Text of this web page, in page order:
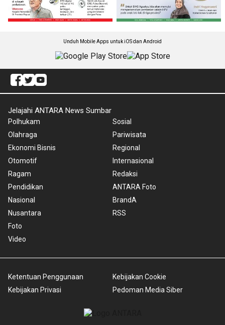
Unduh Mobile Apps untuk iOS dan Android
Jelajahi ANTARA News Sumbar
Polhukam
Olahraga
Ekonomi Bisnis
Otomotif
Ragam
Pendidikan
Nasional
Nusantara
Foto
Video
Sosial
Pariwisata
Regional
Internasional
Redaksi
ANTARA Foto
BrandA
RSS
Ketentuan Penggunaan
Kebijakan Privasi
Kebijakan Cookie
Pedoman Media Siber